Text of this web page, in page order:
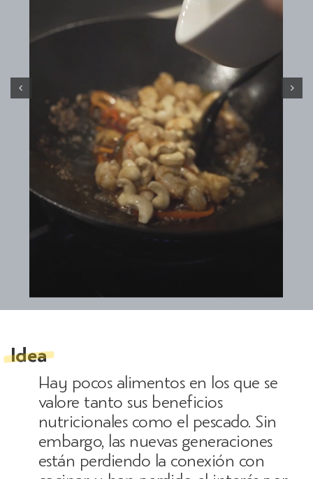
Idea
Hay pocos alimentos en los que se
valore tanto sus beneficios
nutricionales como el pescado. Sin
embargo, las nuevas generaciones
están perdiendo la conexión con